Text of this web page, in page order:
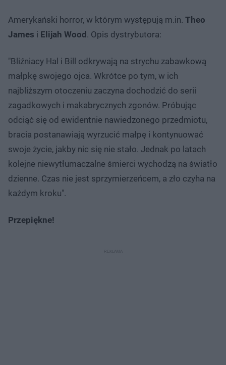
Amerykański horror, w którym występują m.in. Theo
James i Elijah Wood. Opis dystrybutora:
"Bliźniacy Hal i Bill odkrywają na strychu zabawkową
małpkę swojego ojca. Wkrótce po tym, w ich
najbliższym otoczeniu zaczyna dochodzić do serii
zagadkowych i makabrycznych zgonów. Próbując
odciąć się od ewidentnie nawiedzonego przedmiotu,
bracia postanawiają wyrzucić małpę i kontynuować
swoje życie, jakby nic się nie stało. Jednak po latach
kolejne niewytłumaczalne śmierci wychodzą na światło
dzienne. Czas nie jest sprzymierzeńcem, a zło czyha na
każdym kroku".
Przepiękne!